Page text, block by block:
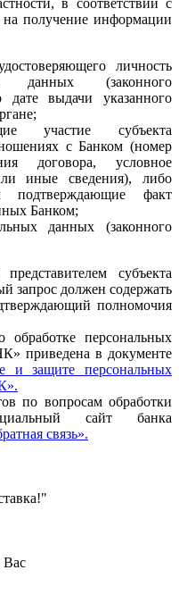
на получение информации
личность
данных (законного
дате выдачи указанного
участие субъекта
с Банком (номер
договора, условное
иные сведения), либо
подтверждающие факт
Банком;
данных (законного
субъекта
запрос должен содержать
полномочия
персональных
в документе
и защите персональных
по вопросам обработки
сайт банка
связь».
Вас